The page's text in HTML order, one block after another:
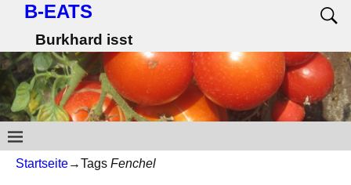
B-EATS
Burkhard isst
Startseite→Tags Fenchel